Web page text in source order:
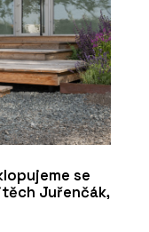
se
Juřenčák,